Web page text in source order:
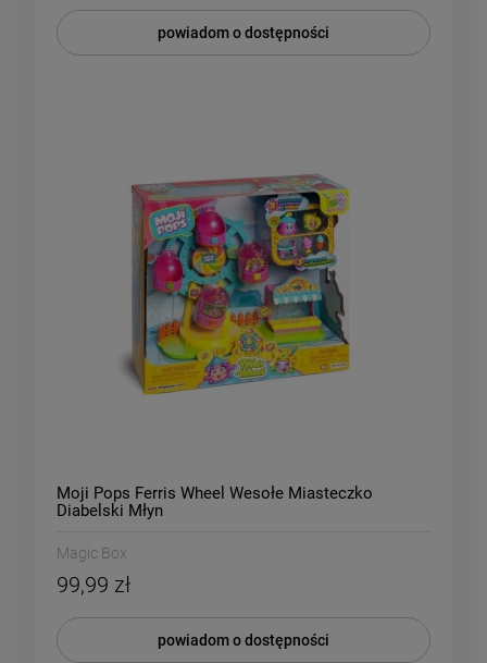
powiadom o dostępności
Moji Pops Ferris Wheel Wesołe Miasteczko
Diabelski Młyn
Magic Box
99,99 zł
powiadom o dostępności